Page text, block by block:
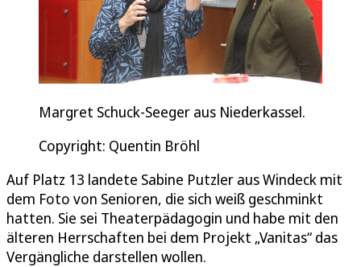
Margret Schuck-Seeger aus Niederkassel.
Copyright: Quentin Bröhl
Auf Platz 13 landete Sabine Putzler aus Windeck mit
dem Foto von Senioren, die sich weiß geschminkt
hatten. Sie sei Theaterpädagogin und habe mit den
älteren Herrschaften bei dem Projekt „Vanitas“ das
Vergängliche darstellen wollen.